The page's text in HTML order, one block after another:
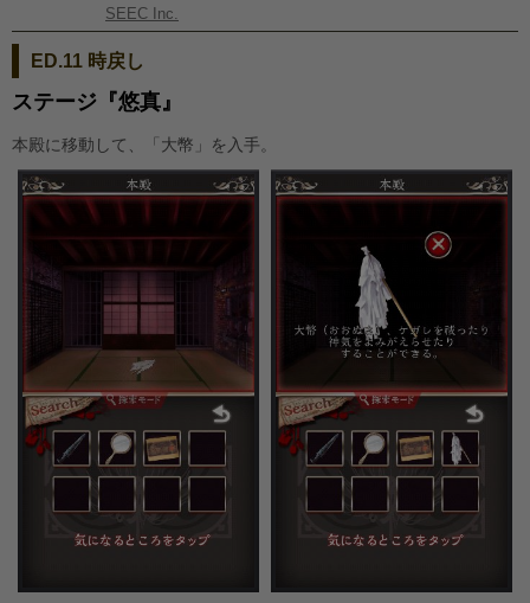
SEEC Inc.
ED.11 時戻し
ステージ『悠真』
本殿に移動して、「大幣」を入手。